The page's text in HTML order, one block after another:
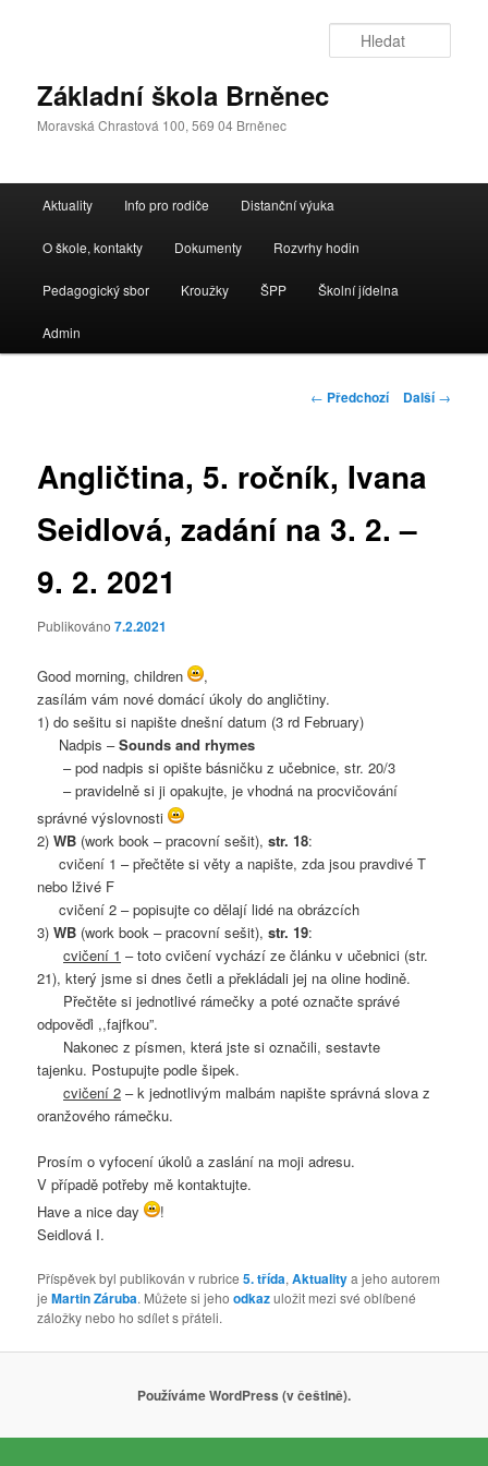
Základní škola Brněnec
Moravská Chrastová 100, 569 04 Brněnec
navigační
Aktuality Info pro rodiče Distanční výuka
O škole, kontakty Dokumenty Rozvrhy hodin
Pedagogický sbor Kroužky ŠPP Školní jídelna
Admin
Navigace
← Předchozí Další→
Angličtina, 5. ročník, Ivana
Seidlová, zadání na 3. 2. –
9. 2. 2021
Publikováno7.2.2021
Good morning, children
,
zasílám vám nové domácí úkoly do angličtiny.
1) do sešitu si napište dnešní datum (3 rd February)
Nadpis –Sounds and rhymes
– pod nadpis si opište básničku z učebnice, str. 20/3
– pravidelně si ji opakujte, je vhodná na procvičování
správné výslovnosti
2)WB (work book – pracovní sešit),str. 18:
cvičení 1 – přečtěte si věty a napište, zda jsou pravdivé T
nebo lživé F
cvičení 2 – popisujte co dělají lidé na obrázcích
3)WB (work book – pracovní sešit),str. 19:
cvičení 1 – toto cvičení vychází ze článku v učebnici (str.
21), který jsme si dnes četli a překládali jej na oline hodině.
Přečtěte si jednotlivé rámečky a poté označte správé
odpověďi ,,fajfkou”.
Nakonec z písmen, která jste si označili, sestavte
tajenku. Postupujte podle šipek.
cvičení 2 – k jednotlivým malbám napište správná slova z
oranžového rámečku.
Prosím o vyfocení úkolů a zaslání na moji adresu.
V případě potřeby mě kontaktujte.
Have a nice day
!
Seidlová I.
Příspěvek byl publikován v rubrice5. třída,Aktualitya jeho autorem
jeMartin Záruba. Můžete si jehoodkazuložit mezi své oblíbené
záložky nebo ho sdílet s přáteli.
Používáme WordPress (v češtině).